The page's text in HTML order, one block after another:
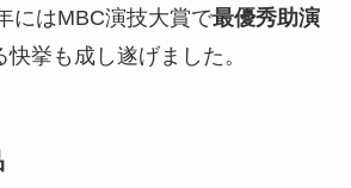
にはMBC演技大賞で最優秀助演
挙も成し遂げました。